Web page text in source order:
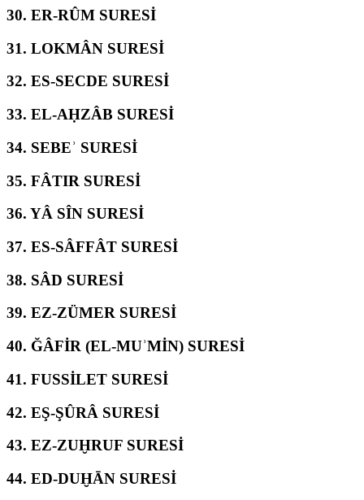
30. ER-RÛM SURESİ
31. LOKMÂN SURESİ
32. ES-SECDE SURESİ
33. EL-AḤZÂB SURESİ
34. SEBEʾ SURESİ
35. FÂTIR SURESİ
36. YÂ SÎN SURESİ
37. ES-SÂFFÂT SURESİ
38. SÂD SURESİ
39. EZ-ZÜMER SURESİ
40. ĞÂFİR (EL-MUʾMİN) SURESİ
41. FUSSİLET SURESİ
42. EŞ-ŞÛRÂ SURESİ
43. EZ-ZUḪRUF SURESİ
44. ED-DUḪĀN SURESİ